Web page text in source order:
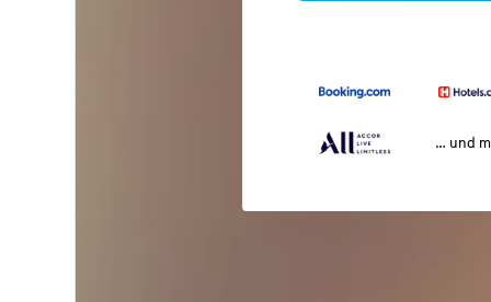
… und